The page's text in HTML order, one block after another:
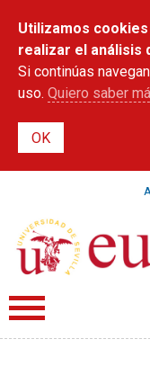
Utilizamos
realizar el análisis
Si continúas
uso. Quiero saber